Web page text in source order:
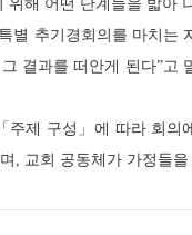
위해 어떤 단계들을 밟
별 추기경회의를 마치
결과를 떠안게 된다”고
주제 구성」에 따라 회
, 교회 공동체가 가정들